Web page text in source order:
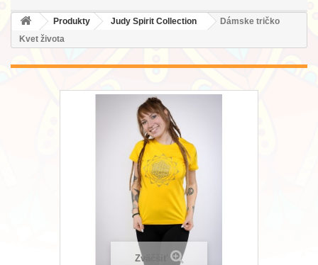
Produkty Judy Spirit Collection
Dámske tričko
Kvet života
Zväčšiť